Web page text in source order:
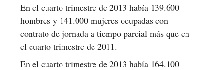
En el cuarto trimestre de 2013 había 139.600
hombres y 141.000 mujeres ocupadas con
contrato de jornada a tiempo parcial más que en
el cuarto trimestre de 2011.
En el cuarto trimestre de 2013 había 164.100